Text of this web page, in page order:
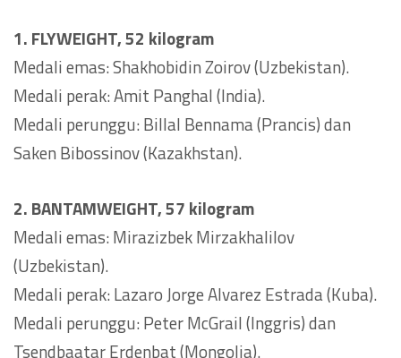
1. FLYWEIGHT, 52 kilogram
Medali emas: Shakhobidin Zoirov (Uzbekistan).
Medali perak: Amit Panghal (India).
Medali perunggu: Billal Bennama (Prancis) dan
Saken Bibossinov (Kazakhstan).
2. BANTAMWEIGHT, 57 kilogram
Medali emas: Mirazizbek Mirzakhalilov
(Uzbekistan).
Medali perak: Lazaro Jorge Alvarez Estrada (Kuba).
Medali perunggu: Peter McGrail (Inggris) dan
Tsendbaatar Erdenbat (Mongolia).